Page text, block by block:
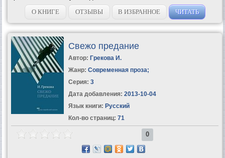
О КНИГЕ
ОТЗЫВЫ В ИЗБРАННОЕ ЧИТАТЬ
Свежо предание
Автор: Грекова И.
Жанр: Современная проза;
Серия: 3
Дата добавления: 2013-10-04
Язык книги: Русский
Кол-во страниц: 71
0